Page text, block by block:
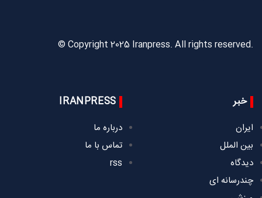
© Copyright 2025 Iranpress. All rights reserved.
خبر
ایران
بین الملل
دیدگاه
چندرسانه ای
IRANPRESS
درباره ما
تماس با ما
rss